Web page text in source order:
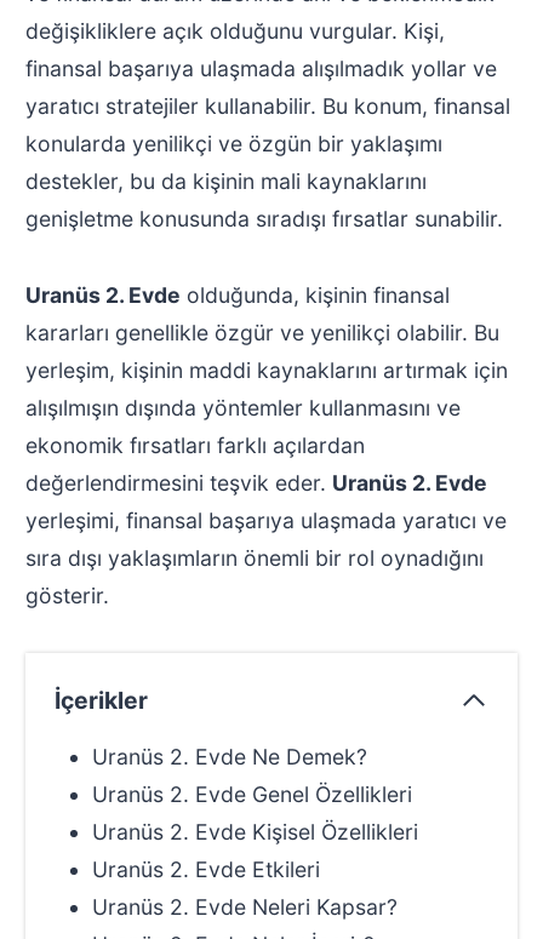
değişikliklere açık olduğunu vurgular. Kişi,
finansal başarıya ulaşmada alışılmadık yollar ve
yaratıcı stratejiler kullanabilir. Bu konum, finansal
konularda yenilikçi ve özgün bir yaklaşımı
destekler, bu da kişinin mali kaynaklarını
genişletme konusunda sıradışı fırsatlar sunabilir.
Uranüs 2. Evde olduğunda, kişinin finansal
kararları genellikle özgür ve yenilikçi olabilir. Bu
yerleşim, kişinin maddi kaynaklarını artırmak için
alışılmışın dışında yöntemler kullanmasını ve
ekonomik fırsatları farklı açılardan
değerlendirmesini teşvik eder. Uranüs 2. Evde
yerleşimi, finansal başarıya ulaşmada yaratıcı ve
sıra dışı yaklaşımların önemli bir rol oynadığını
gösterir.
İçerikler
Uranüs 2. Evde Ne Demek?
Uranüs 2. Evde Genel Özellikleri
Uranüs 2. Evde Kişisel Özellikleri
Uranüs 2. Evde Etkileri
Uranüs 2. Evde Neleri Kapsar?